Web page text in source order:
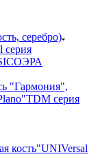
серебро)
серия
ЭРА
"Гармония",
TDM серия
кость"UNIVersal